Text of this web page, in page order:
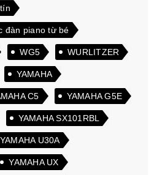
đàn piano từ bé
WG5 WURLITZER
YAMAHA
C5 YAMAHA G5E
YAMAHA SX101RBL
YAMAHA U30A
YAMAHA UX